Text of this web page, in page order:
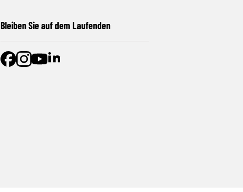
Bleiben Sie auf dem Laufenden